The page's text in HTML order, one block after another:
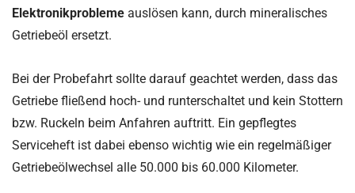
Elektronikprobleme auslösen kann, durch mineralisches
Getriebeöl ersetzt.
Bei der Probefahrt sollte darauf geachtet werden, dass das
Getriebe fließend hoch- und runterschaltet und kein Stottern
bzw. Ruckeln beim Anfahren auftritt. Ein gepflegtes
Serviceheft ist dabei ebenso wichtig wie ein regelmäßiger
Getriebeölwechsel alle 50.000 bis 60.000 Kilometer.